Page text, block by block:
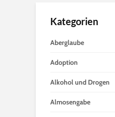
Kategorien
Aberglaube
Adoption
Alkohol und Drogen
Almosengabe